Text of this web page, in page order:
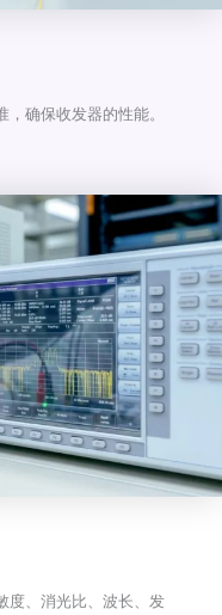
确保收发器的性能。
度、消光比、波长、发